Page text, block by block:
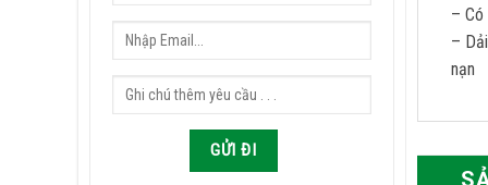
– Có
–
nạn